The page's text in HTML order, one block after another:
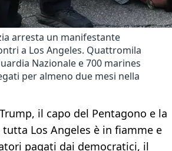
arresta un manifestante
a Los Angeles. Quattromila
Nazionale e 700 marines
per almeno due mesi nella
il capo del Pentagono e la
Los Angeles è in fiamme e
pagati dai democratici, il